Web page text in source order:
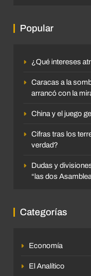
Popular
¿Qué intereses
Caracas a la
arrancó con la
China y el juego
Cifras tras los
verdad?
Dudas y
“las dos
Categorías
Economía
El Analítico